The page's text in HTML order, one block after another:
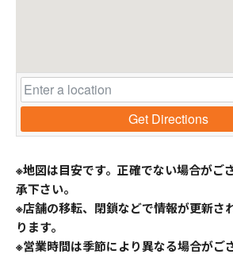
Get Directions
※地図は目安です。正確でない場合がご
承下さい。
※店舗の移転、閉鎖などで情報が更新さ
ります。
※営業時間は季節により異なる場合がご